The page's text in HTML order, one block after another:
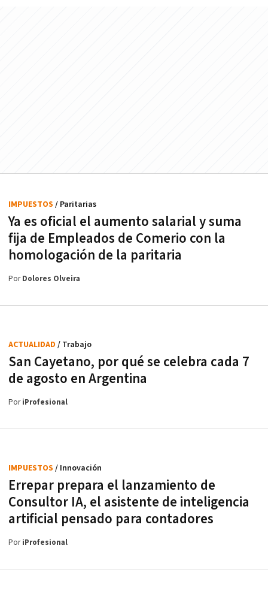
Ya es oficial el aumento salarial y suma
fija de Empleados de Comerio con la
homologación de la paritaria
IMPUESTOS / Paritarias
PorDolores Olveira
San Cayetano, por qué se celebra cada 7
de agosto en Argentina
ACTUALIDAD / Trabajo
PoriProfesional
Errepar prepara el lanzamiento de
Consultor IA, el asistente de inteligencia
artificial pensado para contadores
IMPUESTOS / Innovación
PoriProfesional